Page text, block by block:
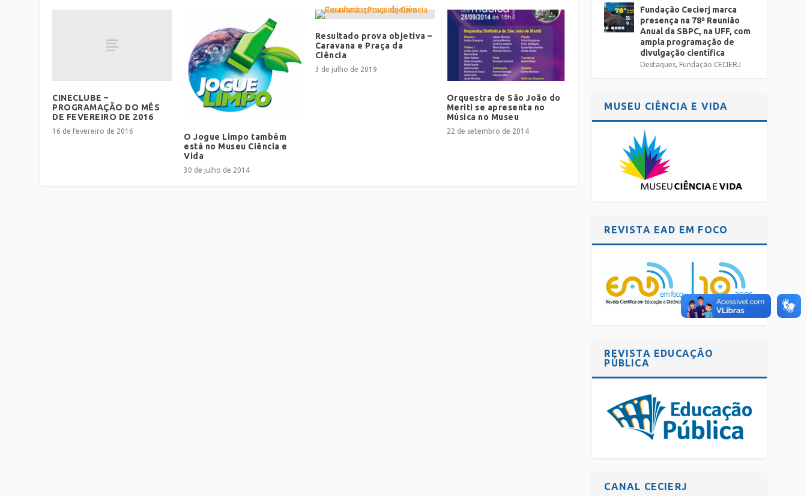
CINECLUBE –
PROGRAMAÇÃO DO MÊS
DE FEVEREIRO DE 2016
16 de fevereiro de 2016
O Jogue Limpo também
está no Museu Ciência e
Vida
30 de julho de 2014
Resultado prova objetiva –
Caravana e Praça da
Ciência
3 de julho de 2019
Orquestra de São João do
Meriti se apresenta no
Música no Museu
22 de setembro de 2014
Fundação Cecierj marca
presença na 78ª Reunião
Anual da SBPC, na UFF, com
ampla programação de
divulgação científica
Destaques, Fundação CECIERJ
MUSEU CIÊNCIA E VIDA
REVISTA EAD EM FOCO
REVISTA EDUCAÇÃO
PÚBLICA
CANAL CECIERJ